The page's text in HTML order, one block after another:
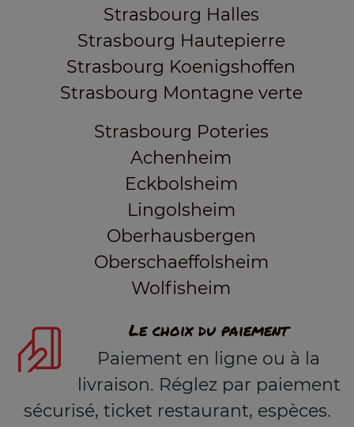
Strasbourg Halles
Strasbourg Hautepierre
Strasbourg Koenigshoffen
Strasbourg Montagne verte
Strasbourg Poteries
Achenheim
Eckbolsheim
Lingolsheim
Oberhausbergen
Oberschaeffolsheim
Wolfisheim
Le choix du paiement
Paiement en ligne ou à la
livraison. Réglez par paiement
sécurisé, ticket restaurant, espèces.